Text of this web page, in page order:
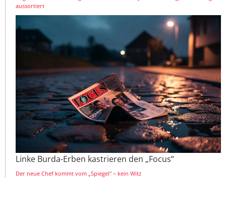
aussortiert
Linke Burda-Erben kastrieren den „Focus“
Der neue Chef kommt vom „Spiegel" – kein Witz